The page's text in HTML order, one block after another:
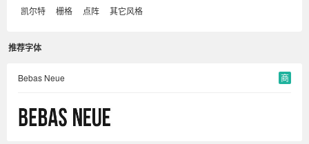
凯尔特
栅格 点阵 其它风格
推荐字体
Bebas Neue 商